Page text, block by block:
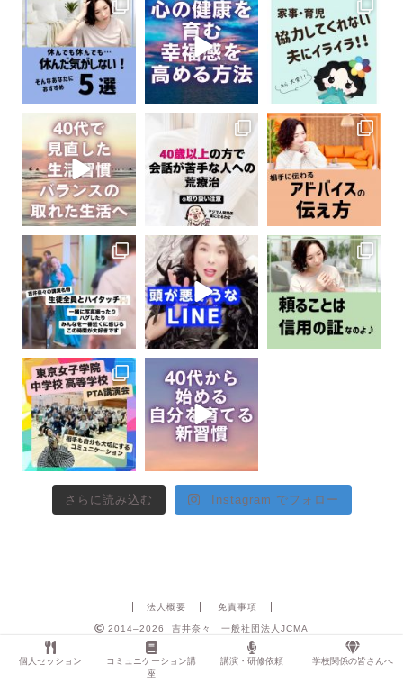
さらに読み込む Instagram でフォロー
法人概要 免責事項
2014–2026 吉井奈々 一般社団法人JCMA
個人セッション
コミュニケーション講
座
講演・研修依頼 学校関係の皆さんへ